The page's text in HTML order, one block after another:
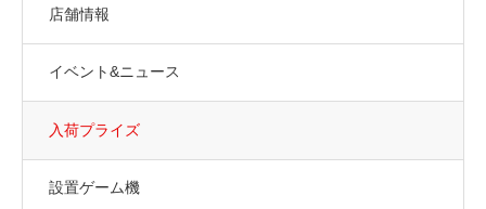
店舗情報
イベント&ニュース
入荷プライズ
設置ゲーム機